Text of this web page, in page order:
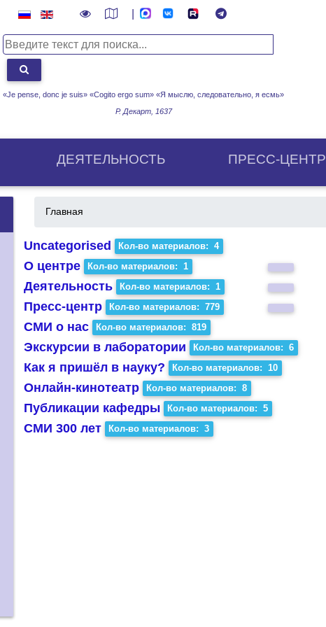
«Je pense, donc je suis» «Cogito ergo sum» «Я мыслю, следовательно, я есмь»
Р. Декарт, 1637
ДЕЯТЕЛЬНОСТЬ ПРЕСС-ЦЕНТР
Главная
Uncategorised Кол-во материалов: 4
О центре Кол-во материалов: 1
Деятельность Кол-во материалов: 1
Пресс-центр Кол-во материалов: 779
СМИ о нас Кол-во материалов: 819
Экскурсии в лаборатории Кол-во материалов: 6
Как я пришёл в науку? Кол-во материалов: 10
Онлайн-кинотеатр Кол-во материалов: 8
Публикации кафедры Кол-во материалов: 5
СМИ 300 лет Кол-во материалов: 3